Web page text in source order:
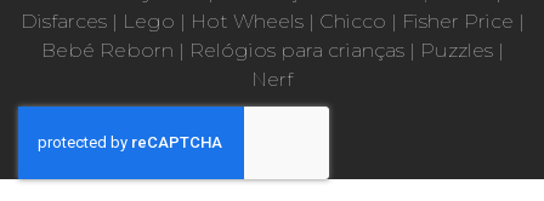
Disfarces| Lego | Hot Wheels| Chicco | Fisher Price |
Bebé Reborn | Relógios para crianças| Puzzles|
Nerf